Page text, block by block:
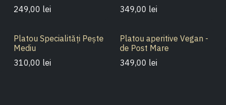
249,00 lei
349,00 lei
Platou Specialități Pește
Mediu
310,00 lei
Platou aperitive Vegan -
de Post Mare
349,00 lei